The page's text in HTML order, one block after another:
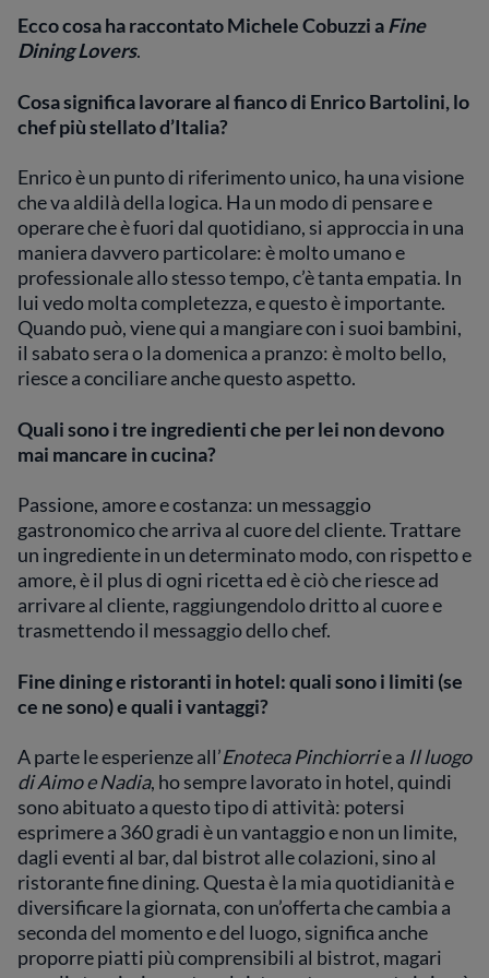
Ecco cosa ha raccontato Michele Cobuzzi aFine
Dining Lovers.
Cosa significa lavorare al fianco di Enrico Bartolini, lo
chef più stellato d’Italia?
Enrico è un punto di riferimento unico, ha una visione
che va aldilà della logica. Ha un modo di pensare e
operare che è fuori dal quotidiano, si approccia in una
maniera davvero particolare: è molto umano e
professionale allo stesso tempo, c’è tanta empatia. In
lui vedo molta completezza, e questo è importante.
Quando può, viene qui a mangiare con i suoi bambini,
il sabato sera o la domenica a pranzo: è molto bello,
riesce a conciliare anche questo aspetto.
Quali sono i tre ingredienti che per lei non devono
mai mancare in cucina?
Passione, amore e costanza: un messaggio
gastronomico che arriva al cuore del cliente. Trattare
un ingrediente in un determinato modo, con rispetto e
amore, è il plus di ogni ricetta ed è ciò che riesce ad
arrivare al cliente, raggiungendolo dritto al cuore e
trasmettendo il messaggio dello chef.
Fine dining e ristoranti in hotel: quali sono i limiti (se
ce ne sono) e quali i vantaggi?
A parte le esperienze all’Enoteca Pinchiorrie a Il luogo
di Aimo e Nadia, ho sempre lavorato in hotel, quindi
sono abituato a questo tipo di attività: potersi
esprimere a 360 gradi è un vantaggio e non un limite,
dagli eventi al bar, dal bistrot alle colazioni, sino al
ristorante fine dining. Questa è la mia quotidianità e
diversificare la giornata, con un’offerta che cambia a
seconda del momento e del luogo, significa anche
proporre piatti più comprensibili al bistrot, magari